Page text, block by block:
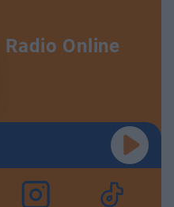
Radio Online